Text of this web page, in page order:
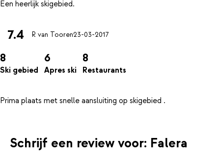
7.4 R van Tooren23-03-2017
8
Ski gebied
6
Apres ski
8
Restaurants
Schrijf een review voor: Falera